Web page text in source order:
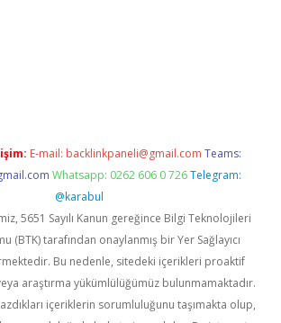
E-mail: backlinkpaneli@gmail.com Teams:
Whatsapp: 0262 606 0 726 Telegram:
@karabul
5651 Sayılı Kanun gereğince Bilgi Teknolojileri
(BTK) tarafından onaylanmış bir Yer Sağlayıcı
Bu nedenle, sitedeki içerikleri proaktif
araştırma yükümlülüğümüz bulunmamaktadır.
içeriklerin sorumluluğunu taşımakta olup,